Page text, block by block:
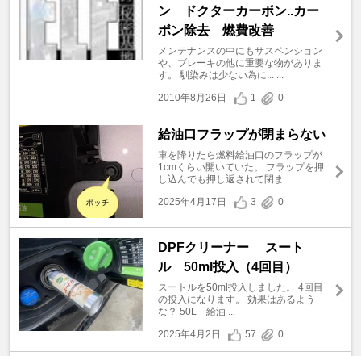
ン ドクターカーボン..カー
ボン除去 燃費改善
メンテナンスの中にもサスペンション
や、ブレーキの他に重要な物がありま
す。 馴染みは少ない為に... ...
2010年8月26日
1 0
給油口フラップが閉まらない
車を降りたら燃料給油口のフラップが
1cmくらい開いていた。 フラップを押
し込んでも押し返されて閉ま ...
2025年4月17日
3 0
DPFクリーナー スート
ル 50ml投入（4回目）
スートルを50ml投入しました。 4回目
の投入になります。 効果はあるよう
な？ 50L 給油 ...
2025年4月2日
57 0